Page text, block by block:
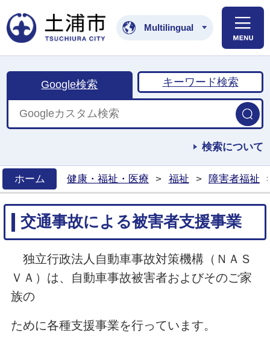
土浦市公式ホームペ
Multilingual
Google検索 キーワード検索
検索について
ホーム
健康・福祉・医療 > 福祉 > 障害者福祉
交通事故による被害者支援事業
独立行政法人自動車事故対策機構（ＮＡＳ
ＶＡ）は、自動車事故被害者およびそのご家
族の
ために各種支援事業を行っています。